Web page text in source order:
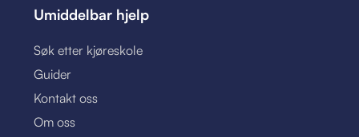
Umiddelbar hjelp
Søk etter kjøreskole
Guider
Kontakt oss
Om oss